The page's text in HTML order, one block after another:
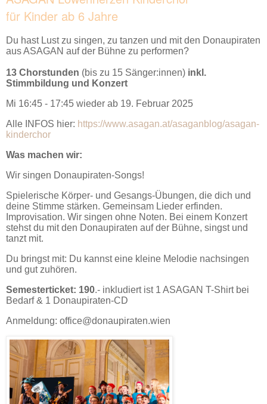
für Kinder ab 6 Jahre
Du hast Lust zu singen, zu tanzen und mit den Donaupiraten
aus ASAGAN auf der Bühne zu performen?
13 Chorstunden (bis zu 15 Sänger:innen) inkl.
Stimmbildung und Konzert
Mi 16:45 - 17:45 wieder ab 19. Februar 2025
Alle INFOS hier: https://www.asagan.at/asaganblog/asagan-
kinderchor
Was machen wir:
Wir singen Donaupiraten-Songs!
Spielerische Körper- und Gesangs-Übungen, die dich und
deine Stimme stärken. Gemeinsam Lieder erfinden.
Improvisation. Wir singen ohne Noten. Bei einem Konzert
stehst du mit den Donaupiraten auf der Bühne, singst und
tanzt mit.
Du bringst mit: Du kannst eine kleine Melodie nachsingen
und gut zuhören.
Semesterticket: 190.- inkludiert ist 1 ASAGAN T-Shirt bei
Bedarf & 1 Donaupiraten-CD
Anmeldung: office@donaupiraten.wien